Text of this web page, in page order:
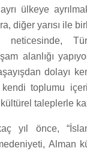
ülkeye
diğer yarısı ile
alanlığı
dolayı
kendi toplumu
taleplerle
yıl önce,
Alman